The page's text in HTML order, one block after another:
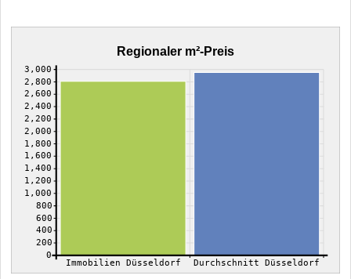
Regionaler m²-Preis
0
200
400
600
800
1,000
1,200
1,400
1,600
1,800
2,000
2,200
2,400
2,600
2,800
3,000
Immobilien Düsseldorf Durchschnitt Düsseldorf